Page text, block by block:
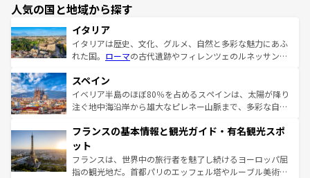
人気の国と地域から探す
イタリア
イタリアは歴史、文化、グルメ、自然と多彩な魅力にあふ
れた国。 ローマの古代遺跡やフィレンツェのルネッサンス
ろん、トスカーナの美しい田園風景やアマルフィ海岸の絶
景など、自然景観も見逃せない。観光の合間には、本場の
ピザやパスタなど、絶品のイタリア料理を堪能することも
ませてくれるイタリアで、忘れられない旅をしてみよう！
なお、新着のイタリア情報は
しい。
スペイン
イベリア半島のほぼ80％を占めるスペインは、太陽が降り
注ぐ地中海沿岸から雄大なピレネー山脈まで、多彩な自然
文化が根付くこの国では、情熱的なフラメンコ、熱気あふ
れる闘牛、そして美味しいタパスが生活の一部となってい
る。首都マドリードの洗練された雰囲気や、バルセロナの
アートに溢れた街角から、地方では古代ローマ遺跡や中世
フランスの基本情報と観光ガイド・有名観光スポ
ット
フランスは、世界中の旅行者を魅了し続けるヨーロッパ屈
指の観光地だ。首都パリのエッフェル塔やルーブル美術館